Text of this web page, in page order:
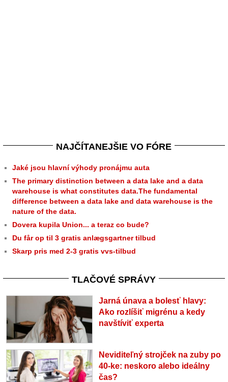
NAJČÍTANEJŠIE VO FÓRE
Jaké jsou hlavní výhody pronájmu auta
The primary distinction between a data lake and a data
warehouse is what constitutes data.The fundamental
difference between a data lake and data warehouse is the
nature of the data.
Dovera kupila Union... a teraz co bude?
Du får op til 3 gratis anlægsgartner tilbud
Skarp pris med 2-3 gratis vvs-tilbud
TLAČOVÉ SPRÁVY
Jarná únava a bolesť hlavy:
Ako rozlíšiť migrénu a kedy
navštíviť experta
Neviditeľný strojček na zuby po
40-ke: neskoro alebo ideálny
čas?